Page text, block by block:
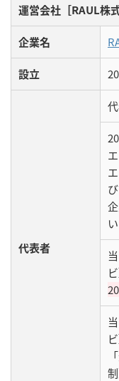
運営会社［RAUL株
企業名
設立
代表者
び